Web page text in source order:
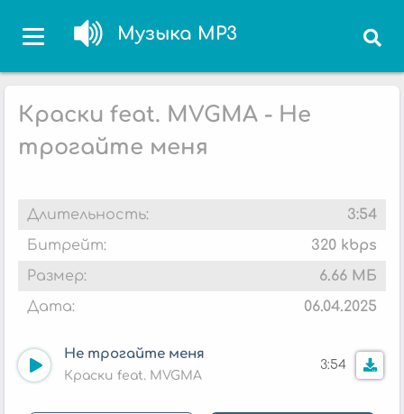
Музыка MP3
Краски feat. MVGMA - Не
трогайте меня
Длительность:
3:54
Битрейт:
320 kbps
Размер:
6.66 МБ
Дата:
06.04.2025
Не трогайте меня
Краски feat. MVGMA
3:54